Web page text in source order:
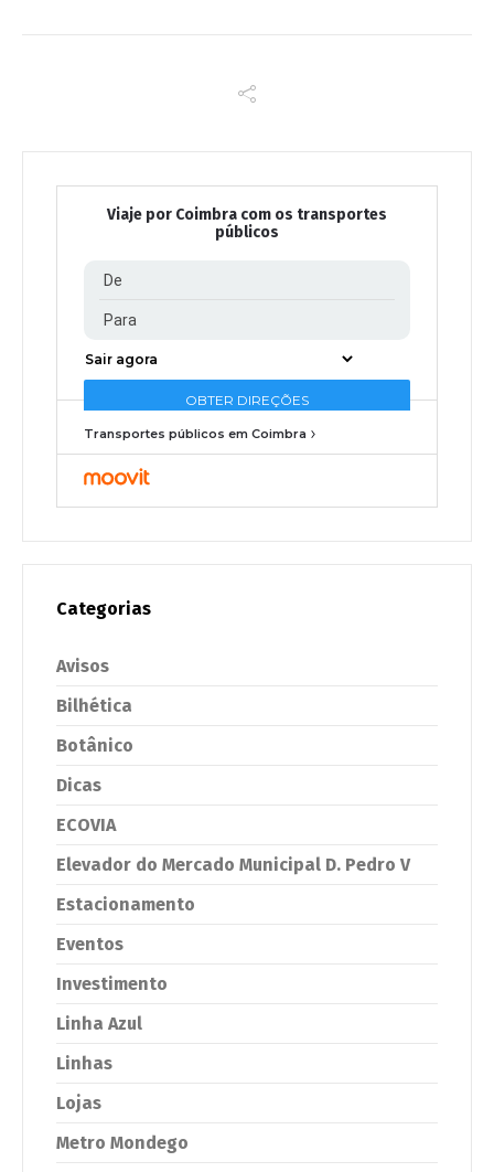
Viaje por Coimbra com os transportes
públicos
Transportes públicos em Coimbra
Categorias
Avisos
Bilhética
Botânico
Dicas
ECOVIA
Elevador do Mercado Municipal D. Pedro V
Estacionamento
Eventos
Investimento
Linha Azul
Linhas
Lojas
Metro Mondego